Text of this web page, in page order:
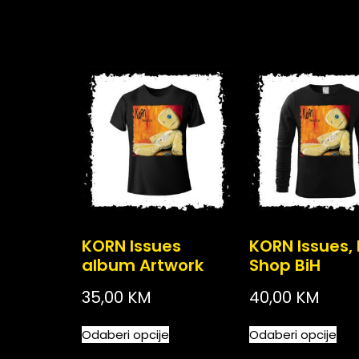
KORN Issues
album Artwork
35,00 KM
Odaberi opcije
KORN Issues,
Shop BiH
40,00 KM
Odaberi opcije